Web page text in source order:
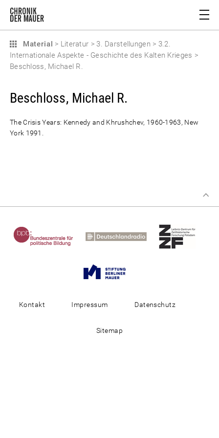
Material > Literatur > 3. Darstellungen > 3.2.
Internationale Aspekte - Geschichte des Kalten Krieges >
Beschloss, Michael R.
Beschloss, Michael R.
The Crisis Years: Kennedy and Khrushchev, 1960-1963, New
York 1991.
Kontakt Impressum Datenschutz
Sitemap